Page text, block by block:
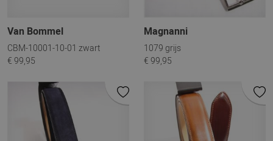
Van Bommel
CBM-10001-10-01 zwart
€ 99,95
Magnanni
1079 grijs
€ 99,95